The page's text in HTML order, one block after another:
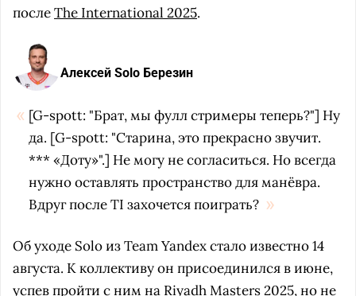
послеThe International 2025.
Алексей Solo Березин
[G-spott: "Брат, мы фулл стримеры теперь?"] Ну
да. [G-spott: "Старина, это прекрасно звучит.
*** «Доту»".] Не могу не согласиться. Но всегда
нужно оставлять пространство для манёвра.
Вдруг после TI захочется поиграть?
Об уходе Solo из Team Yandex стало известно 14
августа. К коллективу он присоединился в июне,
успев пройти с ним на Riyadh Masters 2025, но не